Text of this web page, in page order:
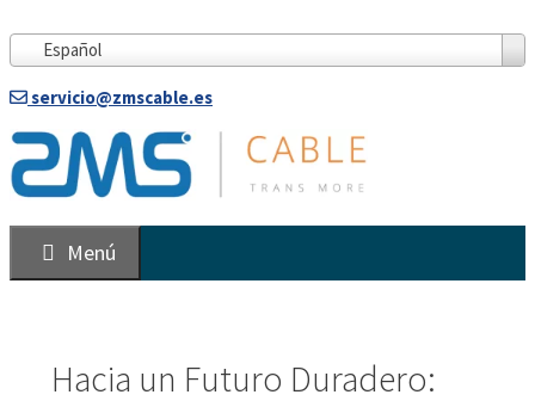
contenido
Español
servicio@zmscable.es
Menú
Hacia un Futuro Duradero: